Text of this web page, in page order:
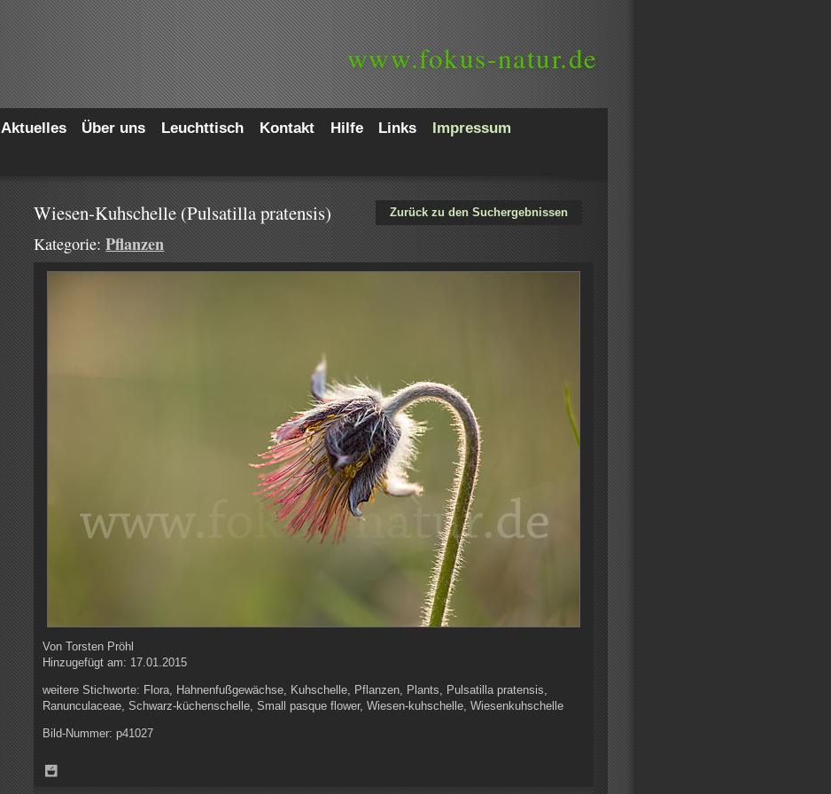
www.fokus-natur.de
Aktuelles Über uns Leuchttisch Kontakt Hilfe Links
Impressum
Zurück zu den Suchergebnissen
Wiesen-Kuhschelle (Pulsatilla pratensis)
Kategorie:Pflanzen
VonTorsten Pröhl
Hinzugefügt am: 17.01.2015
weitere Stichworte: Flora, Hahnenfußgewächse, Kuhschelle, Pflanzen, Plants, Pulsatilla pratensis,
Ranunculaceae, Schwarz-küchenschelle, Small pasque flower, Wiesen-kuhschelle, Wiesenkuhschelle
Bild-Nummer: p41027